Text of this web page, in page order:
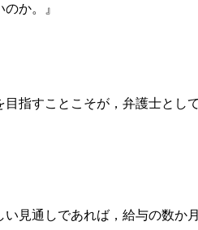
か。』
指すことこそが，弁護士とし
見通しであれば，給与の数か